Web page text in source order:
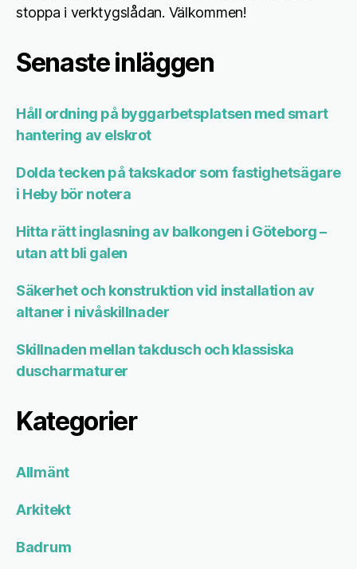
stoppa i verktygslådan. Välkommen!
Senaste inläggen
Håll ordning på byggarbetsplatsen med smart
hantering av elskrot
Dolda tecken på takskador som fastighetsägare
i Heby bör notera
Hitta rätt inglasning av balkongen i Göteborg –
utan att bli galen
Säkerhet och konstruktion vid installation av
altaner i nivåskillnader
Skillnaden mellan takdusch och klassiska
duscharmaturer
Kategorier
Allmänt
Arkitekt
Badrum